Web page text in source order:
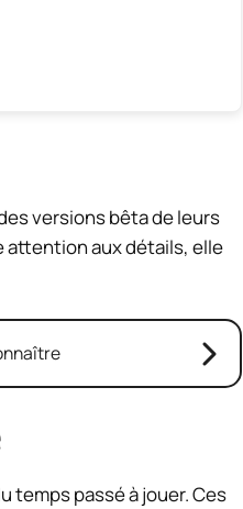
versions bêta de leurs
attention aux détails, elle
temps passé à jouer. Ces